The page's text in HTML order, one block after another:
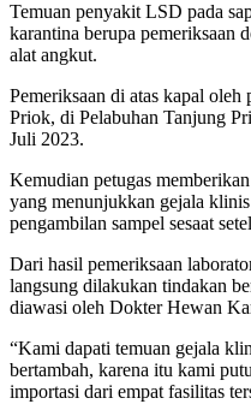
Temuan penyakit LSD pada
karantina berupa pemeriksaan
alat angkut.
Pemeriksaan di atas kapal
Priok, di Pelabuhan Tanjung
Juli 2023.
Kemudian petugas
yang menunjukkan gejala
pengambilan sampel sesaat
Dari hasil pemeriksaan
langsung dilakukan tindakan
diawasi oleh Dokter Hewan
“Kami dapati temuan gejala
bertambah, karena itu kami
importasi dari empat fasilitas